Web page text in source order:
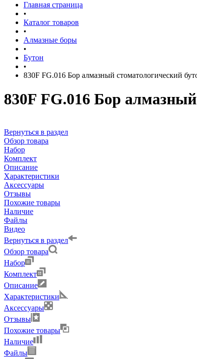
Главная страница
•
Каталог товаров
•
Алмазные боры
•
Бутон
•
830F FG.016 Бор алмазный стоматологический
830F FG.016 Бор
Вернуться в раздел
Обзор товара
Набор
Комплект
Описание
Характеристики
Аксессуары
Отзывы
Похожие товары
Наличие
Файлы
Видео
Вернуться в раздел
Обзор товара
Набор
Комплект
Описание
Характеристики
Аксессуары
Отзывы
Похожие товары
Наличие
Файлы